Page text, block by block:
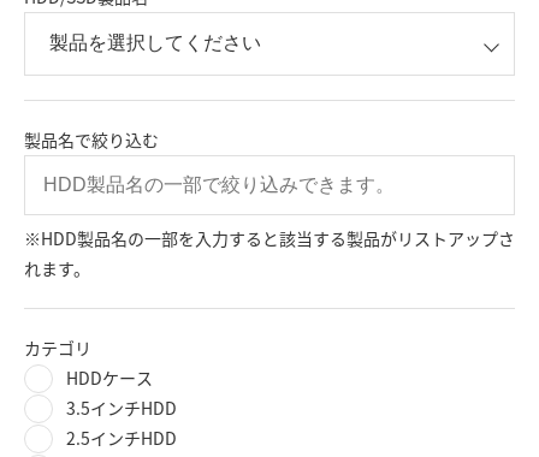
製品名で絞り込む
※HDD製品名の一部を入力すると該当する製品がリストアップさ
れます。
カテゴリ
HDDケース
3.5インチHDD
2.5インチHDD